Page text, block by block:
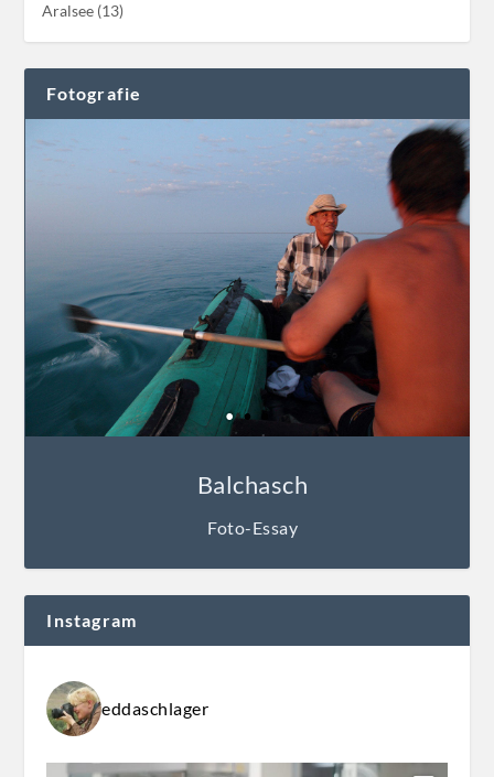
Aralsee (13)
Fotografie
Balchasch
Foto-Essay
Instagram
eddaschlager